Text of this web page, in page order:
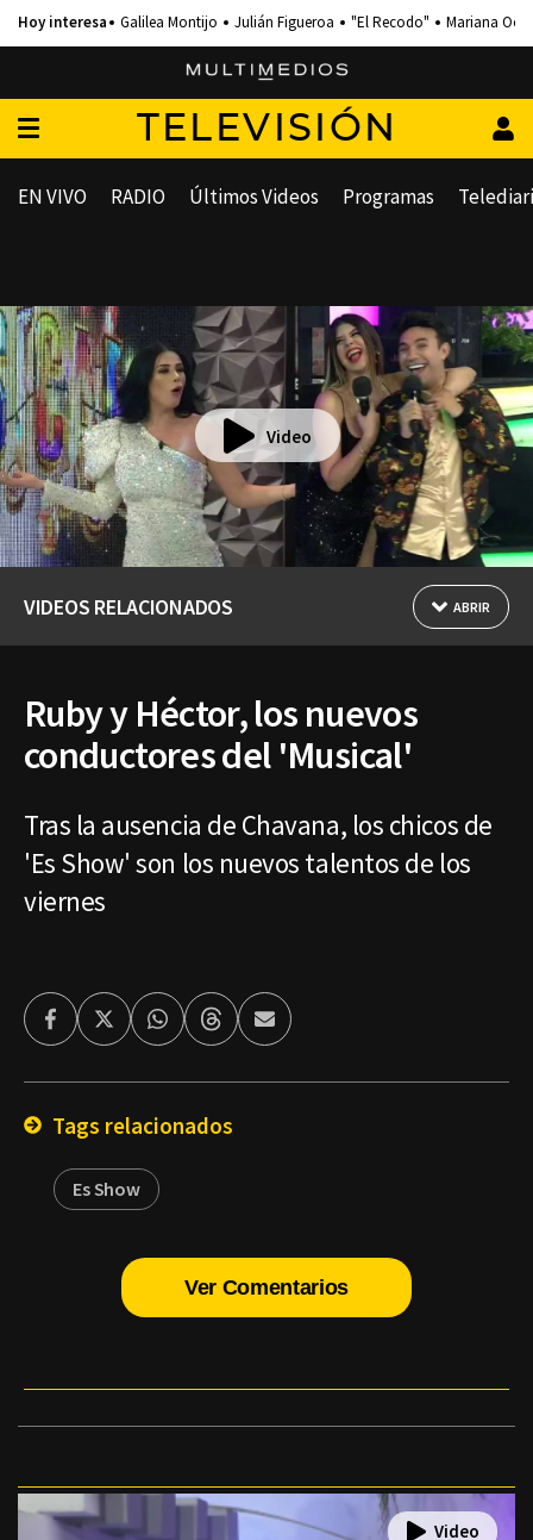
Galilea Montijo Julián Figueroa "El Recodo" Mariana
TELEVISIÓN
EN VIVO RADIO Últimos Videos Programas
Video
VIDEOS RELACIONADOS ABRIR
Ruby y Héctor, los nuevos
conductores del 'Musical'
Tras la ausencia de Chavana, los chicos de
'Es Show' son los nuevos talentos de los
viernes
FacebookTwitterWhatsappThreadsEnviar
por
Tags relacionados
Es Show
Ver Comentarios